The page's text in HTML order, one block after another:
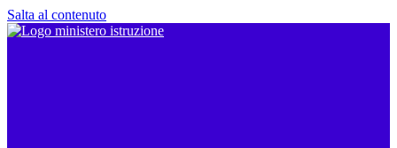
Salta al contenuto